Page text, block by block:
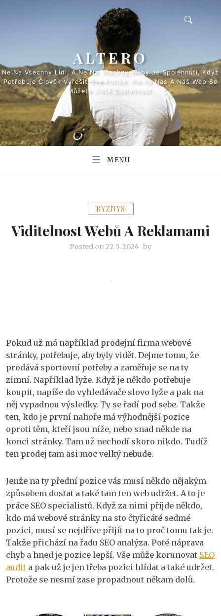
ALTERO
Ne Na Všechny Lidi, A Ne Na Všechny Weby Je Spolehnutí, Když
Potřebuje Člověk Vyřešit Své Potíže. Ale Na Nás A Náš Web Se
Můžete Jistě Spolehnout.
MENU
BYZNYS
Viditelnost Webů A Reklamami
Posted on27. 5. 2024 by
Pokud už má například prodejní firma webové
stránky, potřebuje, aby byly vidět. Dejme tomu, že
prodává sportovní potřeby a zaměřuje se na ty
zimní. Například lyže. Když je někdo potřebuje
koupit, napíše do vyhledávače slovo lyže a pak na
něj vypadnou výsledky. Ty se řadí pod sebe. Takže
ten, kdo je první nahoře má výhodnější pozice
oproti těm, kteří jsou níže, nebo snad někde na
konci stránky. Tam už nechodí skoro nikdo. Tudíž
ten prodej tam asi moc velký nebude.
Jenže na ty přední pozice vás musí někdo nějakým
způsobem dostat a také tam ten web udržet. A to je
práce SEO specialistů. Když za nimi přijde někdo,
kdo má webové stránky na sto čtyřicáté sedmé
pozici, musí se nejdříve přijít na to proč tomu tak je.
Takže přichází na řadu SEO analýza. Poté náprava
chyb a hned je pozice lepší. Vše může korunovat SEO
audit a pak už je jen třeba pozici hlídat a také udržet.
Protože se nesmí zase propadnout někam dolů.